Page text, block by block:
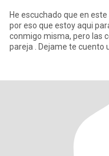
He escuchado que en este sitio se conoce gente maravilosa es
por eso que estoy aqui
conmigo misma, pero las
pareja . Dejame te cuento